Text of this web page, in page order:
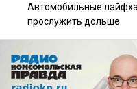
Автомобильные
прослужить дольше